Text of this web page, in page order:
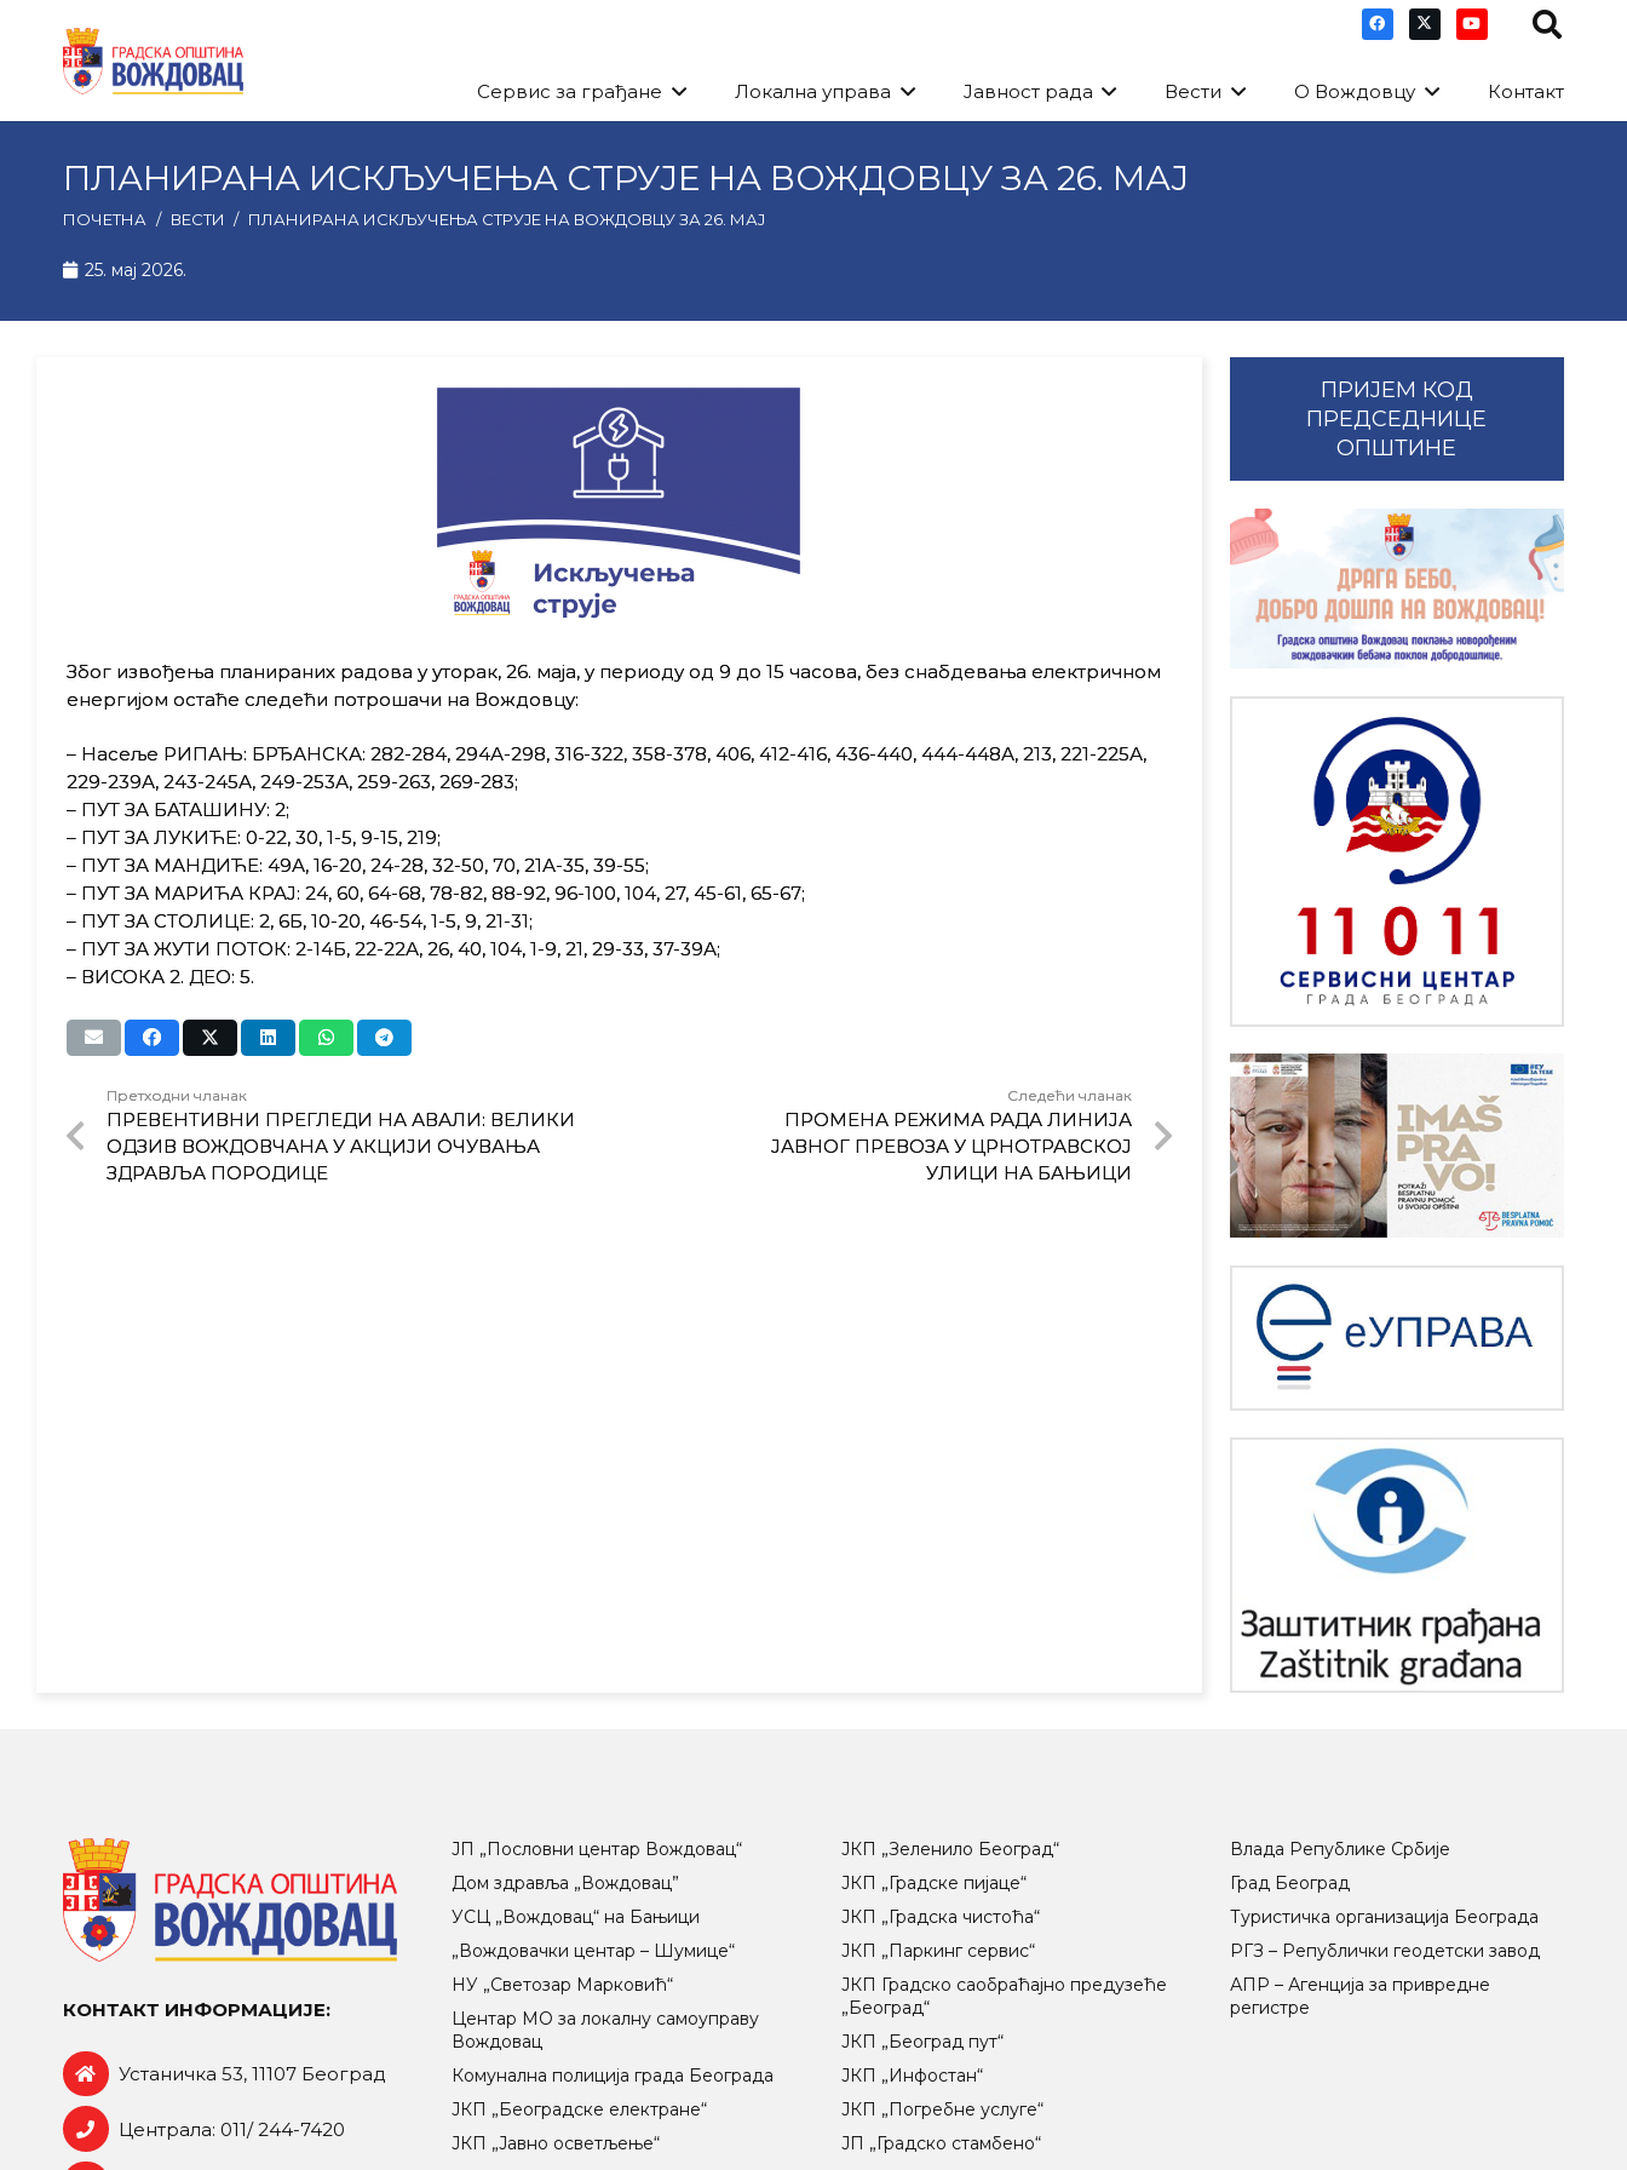
Сервис за грађане Локална управа Јавност рада Вести О Вождовцу Контакт
ПЛАНИРАНА ИСКЉУЧЕЊА СТРУЈЕ НА ВОЖДОВЦУ ЗА 26. МАЈ
ПОЧЕТНА / ВЕСТИ / ПЛАНИРАНА ИСКЉУЧЕЊА СТРУЈЕ НА ВОЖДОВЦУ ЗА 26. МАЈ
25. мај 2026.
Због извођења планираних радова у уторак, 26. маја, у периоду од 9 до 15 часова, без снабдевања електричном
енергијом остаће следећи потрошачи на Вождовцу:
– Насеље РИПАЊ: БРЂАНСКА: 282-284, 294А-298, 316-322, 358-378, 406, 412-416, 436-440, 444-448А, 213, 221-225А,
229-239А, 243-245А, 249-253А, 259-263, 269-283;
– ПУТ ЗА БАТАШИНУ: 2;
– ПУТ ЗА ЛУКИЋЕ: 0-22, 30, 1-5, 9-15, 219;
– ПУТ ЗА МАНДИЋЕ: 49А, 16-20, 24-28, 32-50, 70, 21А-35, 39-55;
– ПУТ ЗА МАРИЋА КРАЈ: 24, 60, 64-68, 78-82, 88-92, 96-100, 104, 27, 45-61, 65-67;
– ПУТ ЗА СТОЛИЦЕ: 2, 6Б, 10-20, 46-54, 1-5, 9, 21-31;
– ПУТ ЗА ЖУТИ ПОТОК: 2-14Б, 22-22А, 26, 40, 104, 1-9, 21, 29-33, 37-39А;
– ВИСОКА 2. ДЕО: 5.
Претходни чланак
ПРЕВЕНТИВНИ ПРЕГЛЕДИ НА АВАЛИ: ВЕЛИКИ
ОДЗИВ ВОЖДОВЧАНА У АКЦИЈИ ОЧУВАЊА
ЗДРАВЉА ПОРОДИЦЕ
Следећи чланак
ПРОМЕНА РЕЖИМА РАДА ЛИНИЈА
ЈАВНОГ ПРЕВОЗА У ЦРНОТРАВСКОЈ
УЛИЦИ НА БАЊИЦИ
ПРИЈЕМ КОД
ПРЕДСЕДНИЦЕ
ОПШТИНЕ
КОНТАКТ ИНФОРМАЦИЈЕ:
Устаничка 53, 11107 Београд
Централа: 011/ 244-7420
ЈП „Пословни центар Вождовац“
Дом здравља „Вождовац”
УСЦ „Вождовац“ на Бањици
„Вождовачки центар – Шумице“
НУ „Светозар Марковић“
Центар МO за локалну самоуправу
Вождовац
Комунална полиција града Београда
ЈКП „Београдске електране“
ЈКП „Јавно осветљење“
ЈКП „Зеленило Београд“
ЈКП „Градске пијаце“
ЈКП „Градска чистоћа“
ЈКП „Паркинг сервис“
ЈКП Градско саобраћајно предузеће
„Београд“
ЈКП „Београд пут“
ЈКП „Инфостан“
ЈКП „Погребне услуге“
ЈП „Градско стамбено“
Влада Републике Србије
Град Београд
Туристичка организација Београда
РГЗ – Републички геодетски завод
АПР – Агенција за привредне
регистре